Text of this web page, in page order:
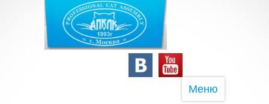
Меню